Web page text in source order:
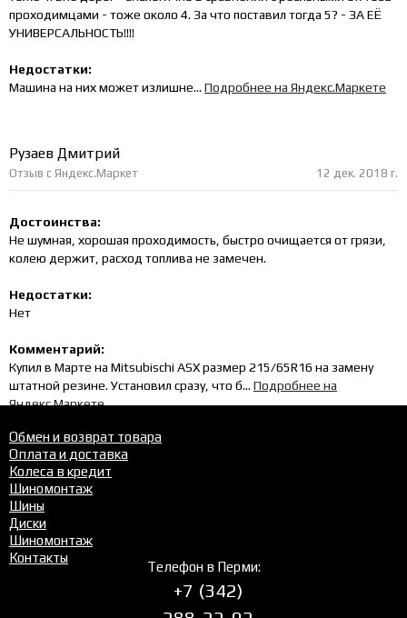
проходимцами - тоже около 4. За что поставил тогда 5? - ЗА ЕЁ
УНИВЕРСАЛЬНОСТЬ!!!!
Недостатки:
Машина на них может излишне... Подробнее на Яндекс.Маркете
Рузаев Дмитрий
12 дек. 2018 г.
Отзыв с Яндекс.Маркет
Достоинства:
Не шумная, хорошая проходимость, быстро очищается от грязи,
колею держит, расход топлива не замечен.
Недостатки:
Нет
Комментарий:
Купил в Марте на Mitsubischi ASX размер 215/65R16 на замену
штатной резине. Установил сразу, что б... Подробнее на
Яндекс.Маркете
Все отзывы на Яндекс.Маркете
Обмен и возврат товара
Оплата и доставка
Колеса в кредит
Шиномонтаж
Шины
Диски
Шиномонтаж
Контакты
Телефон в Перми:
+7 (342)